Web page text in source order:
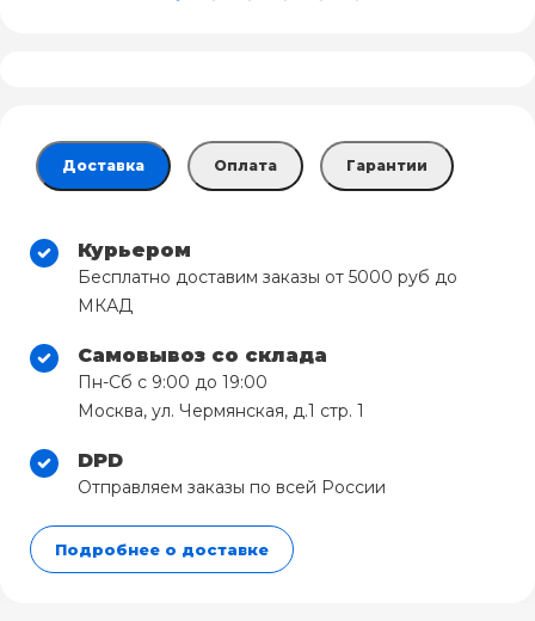
Доставка Оплата Гарантии
Курьером
Бесплатно доставим заказы от 5000 руб до
МКАД
Самовывоз со склада
Пн-Сб с 9:00 до 19:00
Москва, ул. Чермянская, д.1 стр. 1
DPD
Отправляем заказы по всей России
Подробнее о доставке